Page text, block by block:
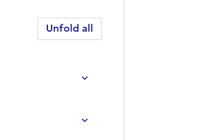
Unfold all